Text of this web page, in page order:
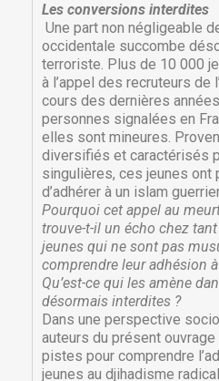
Les conversions interdites
Une part non négligeable
occidentale succombe
terroriste. Plus de 10 000
à l’appel des recruteurs de
cours des dernières
personnes signalées en
elles sont mineures.
diversifiés et caractérisés
singulières, ces jeunes ont
d’adhérer à un islam
Pourquoi cet appel au
trouve-t-il un écho chez
jeunes qui ne sont pas
comprendre leur adhésion
Qu’est-ce qui les amène
désormais interdites ?
Dans une perspective
auteurs du présent
pistes pour comprendre
jeunes au djihadisme